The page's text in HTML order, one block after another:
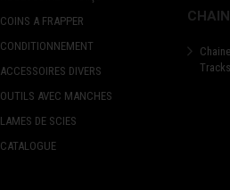
COINS A FRAPPER
CONDITIONNEMENT
ACCESSOIRES DIVERS
OUTILS AVEC MANCHES
LAMES DE SCIES
CATALOGUE
Tracks